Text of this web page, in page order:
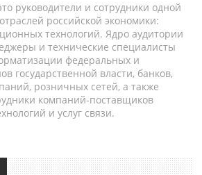
руководители и сотрудники одной
российской экономики:
технологий. Ядро аудитории
и технические специалисты
федеральных и
государственной власти, банков,
розничных сетей, а также
компаний-поставщиков
и услуг связи.